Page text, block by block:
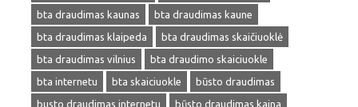
bta draudimas kaunas
bta draudimas kaune
bta draudimas klaipeda
bta draudimas skaičiuoklė
bta draudimas vilnius
bta draudimo skaiciuokle
bta internetu
bta skaiciuokle
būsto draudimas
busto draudimas internetu
būsto draudimas kaina